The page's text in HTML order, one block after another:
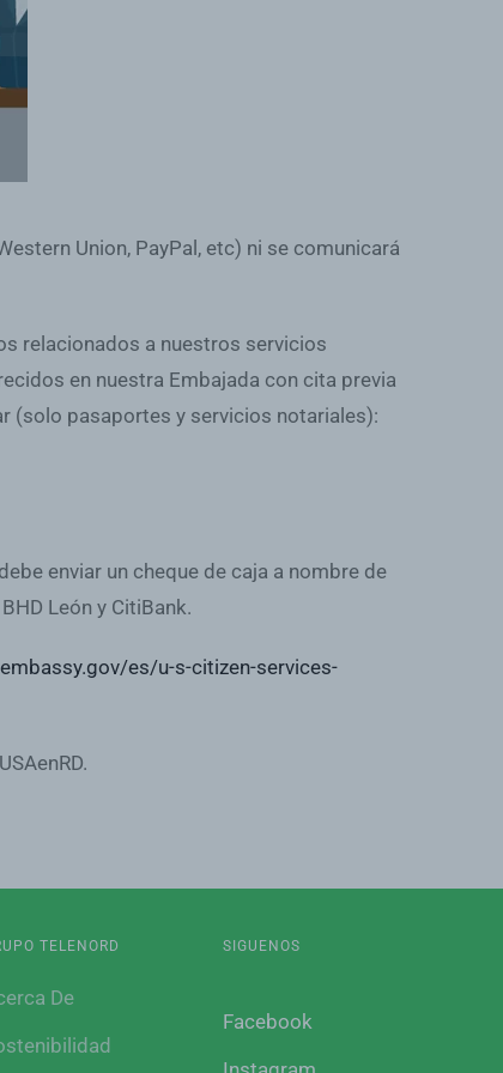
Union, PayPal, etc) ni se comunicará
relacionados a nuestros servicios
en nuestra Embajada con cita previa
(solo pasaportes y servicios notariales):
enviar un cheque de caja a nombre de
León y CitiBank.
es/u-s-citizen-services-
TELENORD
De
SIGUENOS
Facebook